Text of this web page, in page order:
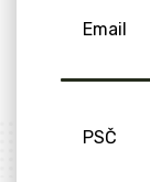
Email
PSČ